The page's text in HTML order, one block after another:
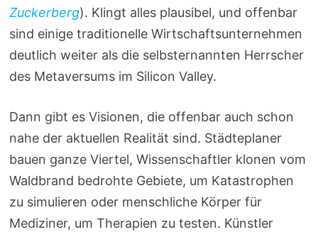
Zuckerberg). Klingt alles plausibel, und offenbar
sind einige traditionelle Wirtschaftsunternehmen
deutlich weiter als die selbsternannten Herrscher
des Metaversums im Silicon Valley.
Dann gibt es Visionen, die offenbar auch schon
nahe der aktuellen Realität sind. Städteplaner
bauen ganze Viertel, Wissenschaftler klonen vom
Waldbrand bedrohte Gebiete, um Katastrophen
zu simulieren oder menschliche Körper für
Mediziner, um Therapien zu testen. Künstler